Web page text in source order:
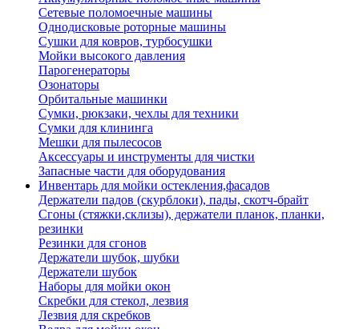
Сетевые поломоечные машины
Однодисковые роторные машины
Сушки для ковров, турбосушки
Мойки высокого давления
Парогенераторы
Озонаторы
Орбитальные машинки
Сумки, рюкзаки, чехлы для техники
Сумки для клининга
Мешки для пылесосов
Аксессуары и инструменты для чистки
Запасные части для оборудования
Инвентарь для мойки остекления,фасадов
Держатели падов (скурблоки), пады, скотч-брайт
Сгоны (стяжки,склизы), держатели планок, планки,
резинки
Резинки для сгонов
Держатели шубок, шубки
Держатели шубок
Наборы для мойки окон
Скребки для стекол, лезвия
Лезвия для скребков